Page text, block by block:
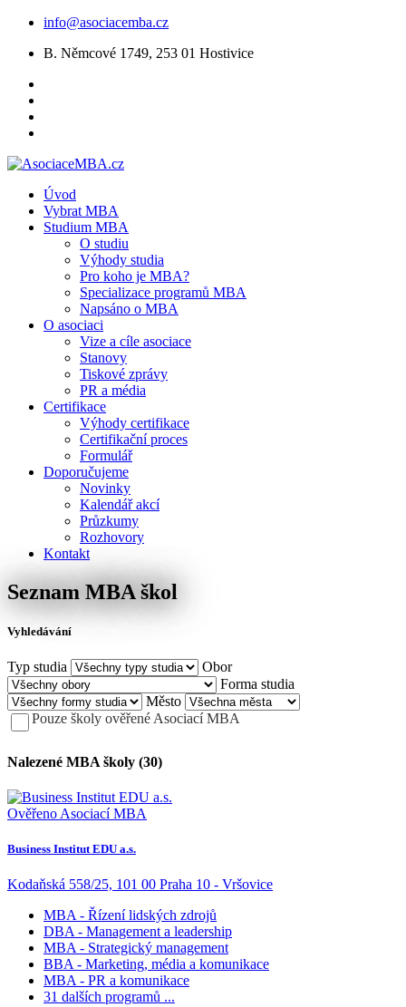
info@asociacemba.cz
B. Němcové 1749, 253 01 Hostivice
Úvod
Vybrat MBA
Studium MBA
O studiu
Výhody studia
Pro koho je MBA?
Specializace programů MBA
Napsáno o MBA
O asociaci
Vize a cíle asociace
Stanovy
Tiskové zprávy
PR a média
Certifikace
Výhody certifikace
Certifikační proces
Formulář
Doporučujeme
Novinky
Kalendář akcí
Průzkumy
Rozhovory
Kontakt
Seznam MBA škol
Vyhledávání
Typ studia
Obor
Forma studia
Město
Pouze školy ověřené Asociací MBA
Nalezené MBA školy (30)
Ověřeno Asociací MBA
Business Institut EDU a.s.
Kodaňská 558/25, 101 00 Praha 10 - Vršovice
MBA - Řízení lidských zdrojů
DBA - Management a leadership
MBA - Strategický management
BBA - Marketing, média a komunikace
MBA - PR a komunikace
31 dalších programů ...